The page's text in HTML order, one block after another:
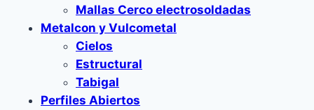
Mallas Cerco electrosoldadas
Metalcon y Vulcometal
Cielos
Estructural
Tabigal
Perfiles Abiertos